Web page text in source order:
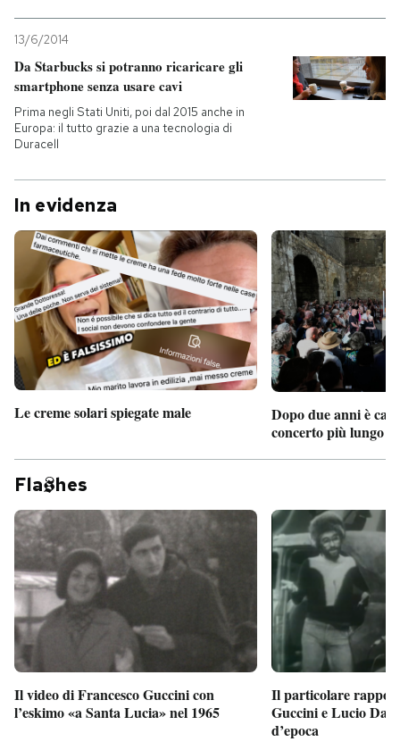
13/6/2014
Da Starbucks si potranno ricaricare gli
smartphone senza usare cavi
Prima negli Stati Uniti, poi dal 2015 anche in
Europa: il tutto grazie a una tecnologia di
Duracell
In evidenza
Le creme solari spiegate male
Dopo due anni è
concerto più lungo
Fla hes
Il video di Francesco Guccini con
l’eskimo «a Santa Lucia» nel 1965
Il particolare
Guccini e Lucio
d’epoca